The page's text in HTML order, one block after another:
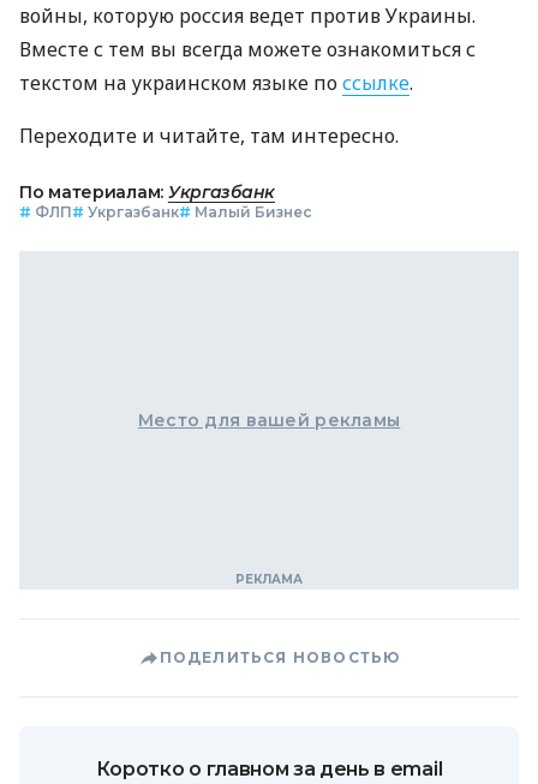
войны, которую россия ведет против Украины.
Вместе с тем вы всегда можете ознакомиться с
текстом на украинском языке поссылке.
Переходите и читайте, там интересно.
По материалам: Укргазбанк
# ФЛП# Укргазбанк# Малый Бизнес
Место для вашей рекламы
ПОДЕЛИТЬСЯ НОВОСТЬЮ
Коротко о главном за день в email